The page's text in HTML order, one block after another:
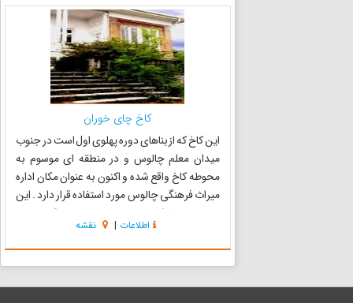
کاخ چای خوران
این کاخ که از بناهای دوره پهلوی اول است در جنوب
میدان معلم چالوس و در منطقه ای موسوم به
محوطه کاخ واقع شده و اکنون به عنوان مکان اداره
میراث فرهنگی چالوس مورد استفاده قرار دارد . این
در یک طبقه و زیر زمین احداث شده است دو ورودی
اصلی بنا در ...
اطلاعات | نقشه